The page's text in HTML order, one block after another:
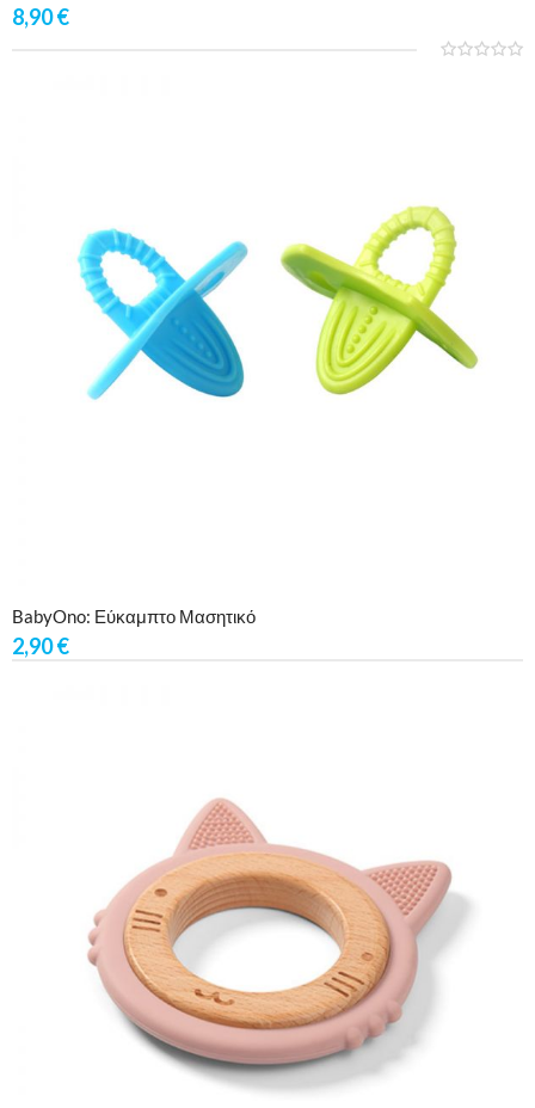
8,90€
BabyOno: Εύκαμπτο Μασητικό
2,90€